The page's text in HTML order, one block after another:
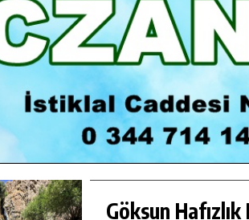
Göksun Hafızlık
GÜNLÜK HABER AKIŞI
HAFIZLIK KIZ KUR’AN KURSU
DARENDE GEZISI.